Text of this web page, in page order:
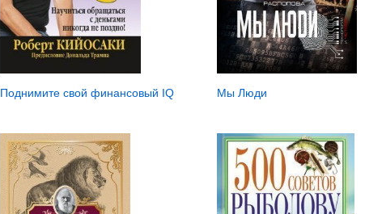
Поднимите свой финансовый IQ Мы Люди